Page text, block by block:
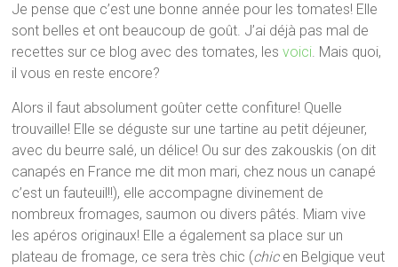
Je pense que c’est une bonne année pour les tomates! Elle
sont belles et ont beaucoup de goût. J’ai déjà pas mal de
recettes sur ce blog avec des tomates, lesvoici. Mais quoi,
il vous en reste encore?
Alors il faut absolument goûter cette confiture! Quelle
trouvaille! Elle se déguste sur une tartine au petit déjeuner,
avec du beurre salé, un délice! Ou sur des zakouskis (on dit
canapés en France me dit mon mari, chez nous un canapé
c’est un fauteuil!!), elle accompagne divinement de
nombreux fromages, saumon ou divers pâtés. Miam vive
les apéros originaux! Elle a également sa place sur un
plateau de fromage, ce sera très chic (chicen Belgique veut